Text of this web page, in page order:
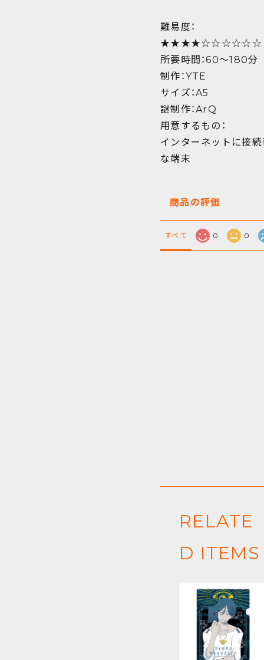
難易度：
★★★★☆☆☆☆☆☆
所要時間：60～180分
制作：YTE
サイズ：A5
謎制作：ArQ
用意するもの：
インターネットに接
な端末
商品の評価
すべて 0 0
RELATE
D ITEMS